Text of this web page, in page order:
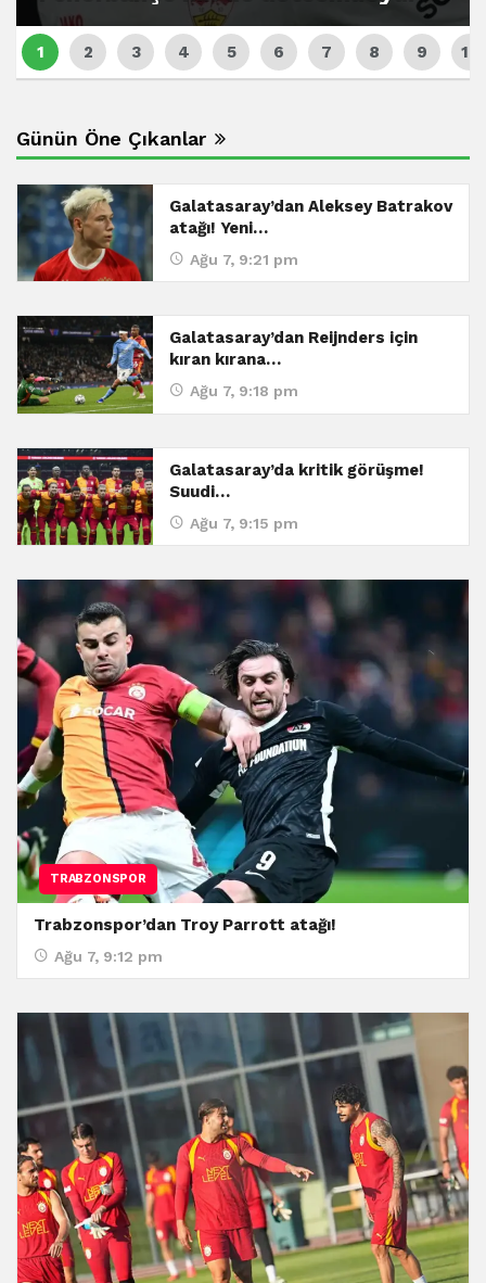
Günün Öne Çıkanlar
Galatasaray’dan Aleksey Batrakov
atağı! Yeni…
Ağu 7, 9:21 pm
Galatasaray’dan Reijnders için
kıran kırana…
Ağu 7, 9:18 pm
Galatasaray’da kritik görüşme!
Suudi…
Ağu 7, 9:15 pm
TRABZONSPOR
Trabzonspor’dan Troy Parrott atağı!
Ağu 7, 9:12 pm